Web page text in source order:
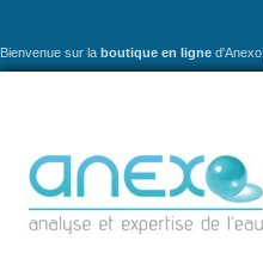
Bienvenue sur la boutique en ligne d'Anexo,